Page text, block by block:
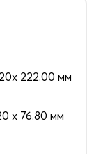
222.00 мм
x 76.80 мм